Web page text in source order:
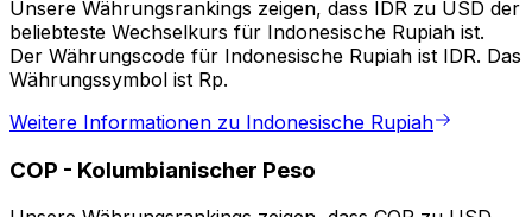
Unsere Währungsrankings zeigen, dass IDR zu USD der
beliebteste Wechselkurs für Indonesische Rupiah ist.
Der Währungscode für Indonesische Rupiah ist IDR. Das
Währungssymbol ist Rp.
Weitere Informationen zu Indonesische Rupiah
COP - Kolumbianischer Peso